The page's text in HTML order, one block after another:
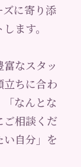
ズに寄り添
ます。
なスタッ
立ちに合わ
なんとな
ご相談くだ
自分」を